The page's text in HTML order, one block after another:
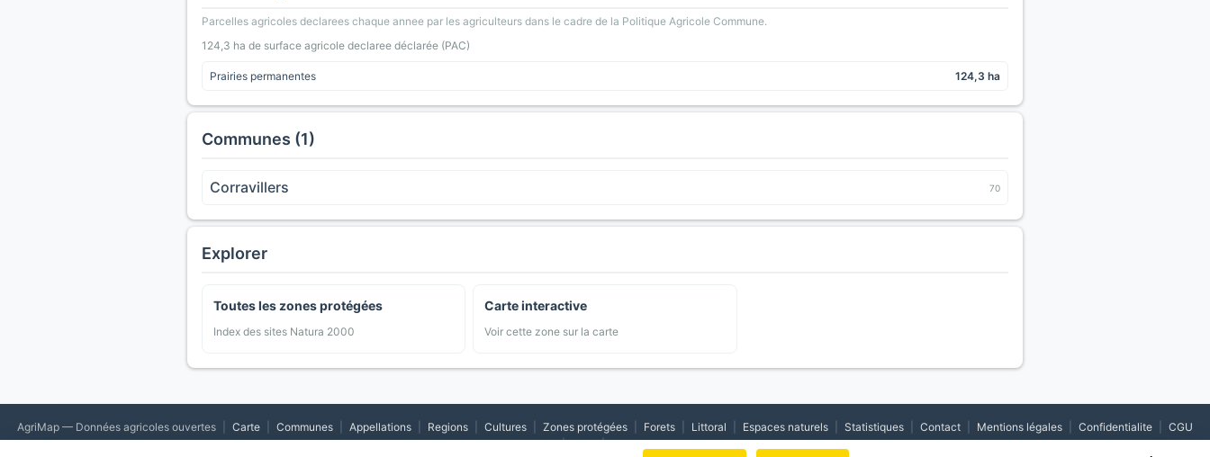
Parcelles agricoles declarees chaque annee par les agriculteurs dans le cadre de la Politique Agricole Commune.
124,3 ha de surface agricole declaree déclarée (PAC)
Prairies permanentes 124,3 ha
Communes (1)
Corravillers 70
Explorer
Toutes les zones protégées
Index des sites Natura 2000
Carte interactive
Voir cette zone sur la carte
AgriMap — Données agricoles ouvertes Carte Communes Appellations Regions Cultures Zones protégées Forets Littoral Espaces naturels Statistiques Contact Mentions légales Confidentialite
CGU
| CGV | Cookies